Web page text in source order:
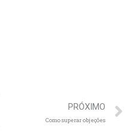
PRÓXIMO
Como superar objeções